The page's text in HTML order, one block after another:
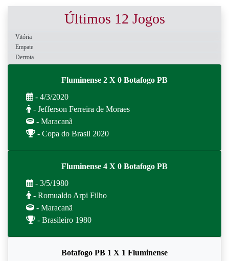
Últimos 12 Jogos
Vitória
Empate
Derrota
Fluminense 2 X 0 Botafogo PB
- 4/3/2020
- Jefferson Ferreira de Moraes
- Maracanã
- Copa do Brasil 2020
Fluminense 4 X 0 Botafogo PB
- 3/5/1980
- Romualdo Arpi Filho
- Maracanã
- Brasileiro 1980
Botafogo PB 1 X 1 Fluminense